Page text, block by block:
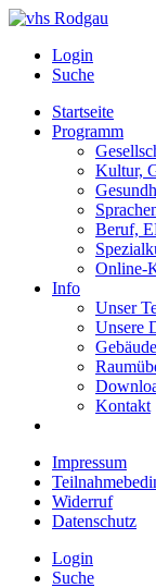
Login
Suche
Startseite
Programm
Kultur,
Beruf,
Online-
Info
Unser
Unsere
Kontakt
Impressum
Widerruf
Datenschutz
Login
Suche